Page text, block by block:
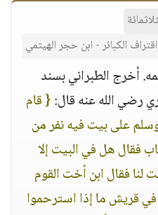
الكبائر - ابن حجر الهيتمي
أخرج الطبراني بسند
رضي الله عنه قال:{ قام
على بيت فيه نفر من
فقال هل في البيت إلا
لنا فقال ابن أخت القوم
في قريش ما إذا استرحموا